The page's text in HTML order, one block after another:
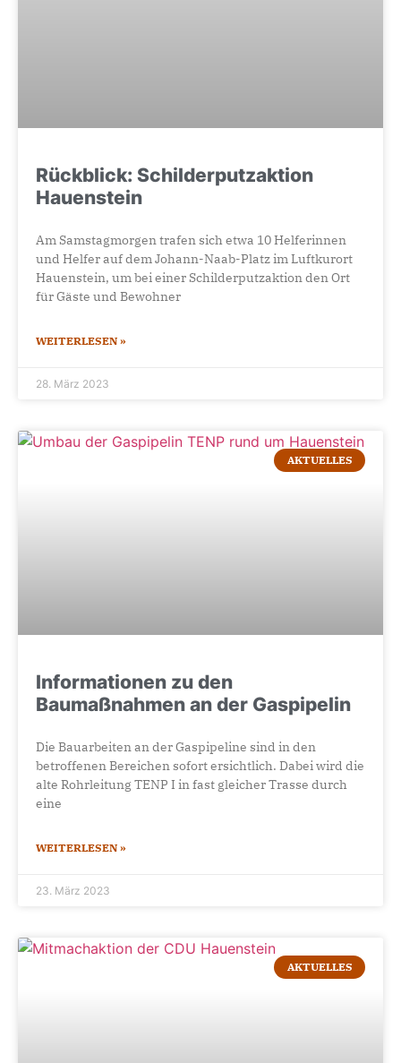
Rückblick: Schilderputzaktion
Hauenstein
Am Samstagmorgen trafen sich etwa 10 Helferinnen
und Helfer auf dem Johann-Naab-Platz im Luftkurort
Hauenstein, um bei einer Schilderputzaktion den Ort
für Gäste und Bewohner
WEITERLESEN »
28. März 2023
AKTUELLES
Informationen zu den
Baumaßnahmen an der Gaspipelin
Die Bauarbeiten an der Gaspipeline sind in den
betroffenen Bereichen sofort ersichtlich. Dabei wird die
alte Rohrleitung TENP I in fast gleicher Trasse durch
eine
WEITERLESEN »
23. März 2023
AKTUELLES